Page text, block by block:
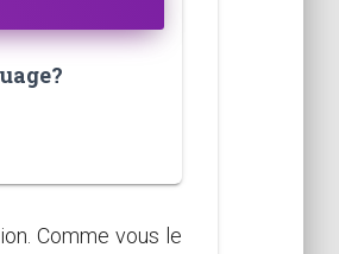
Comme vous le